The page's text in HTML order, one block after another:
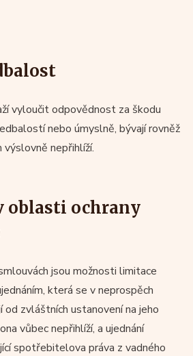
vyloučit odpovědnost za škodu
nebo úmyslně, bývají rovněž
výslovně nepřihlíží.
oblasti ochrany
jsou možnosti limitace
která se v neprospěch
zvláštních ustanovení na jeho
vůbec nepřihlíží, a ujednání
spotřebitelova práva z vadného